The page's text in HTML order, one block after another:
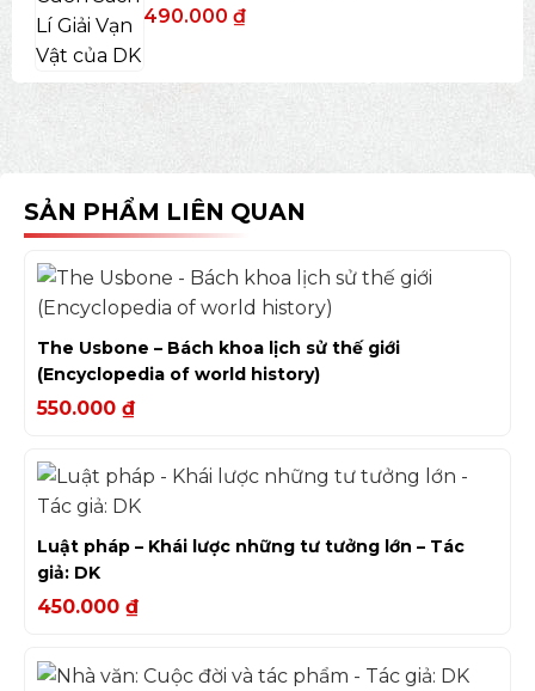
490.000 ₫
SẢN PHẨM LIÊN QUAN
The Usbone – Bách khoa lịch sử thế giới
(Encyclopedia of world history)
550.000 ₫
Luật pháp – Khái lược những tư tưởng lớn – Tác
giả: DK
450.000 ₫